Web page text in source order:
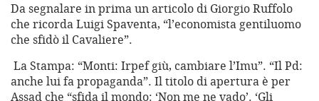
Da segnalare in prima un articolo di Giorgio Ruffolo
che ricorda Luigi Spaventa, “l’economista gentiluomo
che sfidò il Cavaliere”.
La Stampa: “Monti: Irpef giù, cambiare l’Imu”. “Il Pd:
anche lui fa propaganda”. Il titolo di apertura è per
Assad che “sfida il mondo: ‘Non me ne vado’. ‘Gli